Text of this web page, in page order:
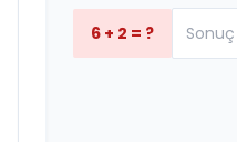
6 + 2 = ?